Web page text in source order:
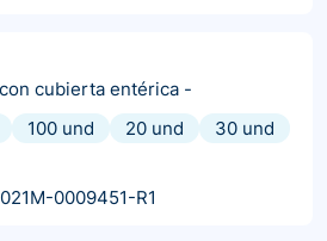
cubierta entérica -
100 und 20 und
30 und
0009451-R1